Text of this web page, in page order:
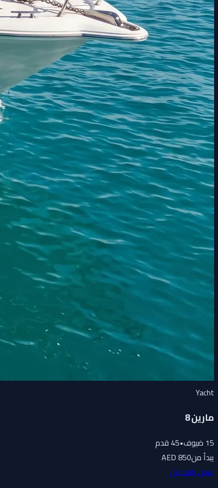
Yacht
مارين 8
15ضيوف•
45قدم
يبدأ من850 AED
عرض التفاصيل